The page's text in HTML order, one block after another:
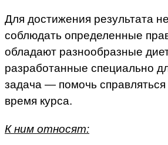
Для достижения результата
соблюдать определенные
обладают разнообразные
разработанные специально
задача — помочь
время курса.
К ним относят: